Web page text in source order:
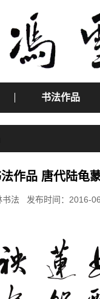
书法作品
作品 唐代陆龟
书法 发布时间：2016-